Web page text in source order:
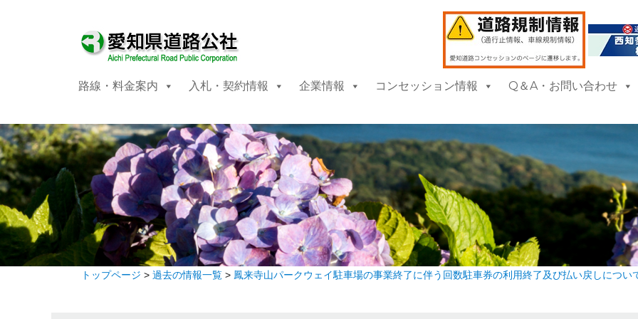
路線・料金案内 入札・契約情報 企業情報 コンセッション情報 Q＆A・お問い合わせ
トップページ > 過去の情報一覧> 鳳来寺山パークウェイ駐車場の事業終了に伴う回数駐車券の利用終了及び払い戻しについ